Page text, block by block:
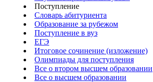
Поступление
Словарь абитуриента
Образование за рубежом
Поступление в вуз
ЕГЭ
Итоговое сочинение (изложение)
Олимпиады для поступления
Все о втором высшем образовании
Все о высшем образовании